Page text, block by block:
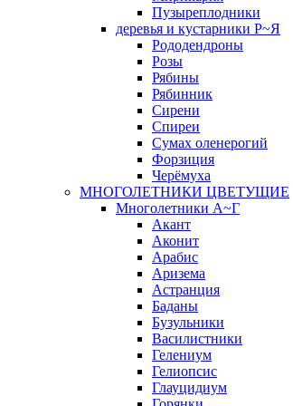
Пузыреплодники
деревья и кустарники Р~Я
Рододендроны
Розы
Рябины
Рябинник
Сирени
Спиреи
Сумах оленерогий
Форзиция
Черёмуха
МНОГОЛЕТНИКИ ЦВЕТУЩИЕ
Многолетники А~Г
Акант
Аконит
Арабис
Аризема
Астранция
Баданы
Бузульники
Василистники
Гелениум
Гелиопсис
Глауцидиум